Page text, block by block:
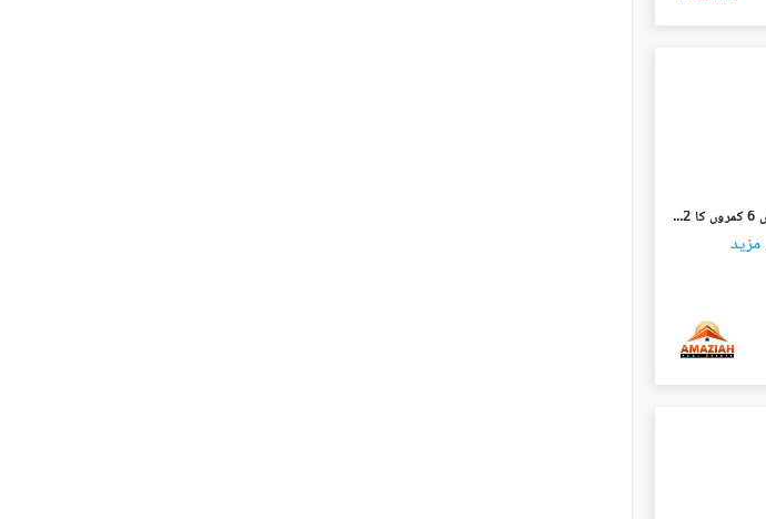
بحریہ انٹلیکچول ویلج بحریہ ٹاؤن راولپنڈی,راولپنڈی میں 6 کمروں کا 2 کنال مکان 39.0 کروڑ میں برائے فروخت۔
مزید